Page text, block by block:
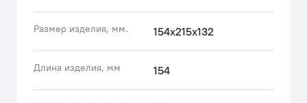
Размер изделия, мм. 154x215x132
Длина изделия, мм 154